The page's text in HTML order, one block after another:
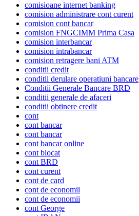
comisioane internet banking
comision administrare cont curent
comision cont bancar
comision FNGCIMM Prima Casa
comision interbancar
comision intrabancar
comision retragere bani ATM
conditii credit
conditii derulare operatiuni bancare
Conditii Generale Bancare BRD
conditii generale de afaceri
conditii obtinere credit
cont
cont bancar
cont bancar
cont bancar online
cont blocat
cont BRD
cont curent
cont de card
cont de economii
cont de economii
cont George